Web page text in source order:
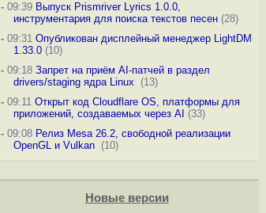
-09:39 Выпуск Prismriver Lyrics 1.0.0,
инструментария для поиска текстов песен(28)
-09:31 Опубликован дисплейный менеджер LightDM
1.33.0(10)
-09:18 Запрет на приём AI-патчей в раздел
drivers/staging ядра Linux
(13)
-09:11 Открыт код Cloudflare OS, платформы для
приложений, создаваемых через AI (33)
-09:08 Релиз Mesa 26.2, свободной реализации
OpenGL и Vulkan (10)
Новые версии